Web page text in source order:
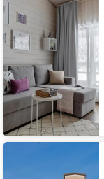
отель
Дача
№9
Отель